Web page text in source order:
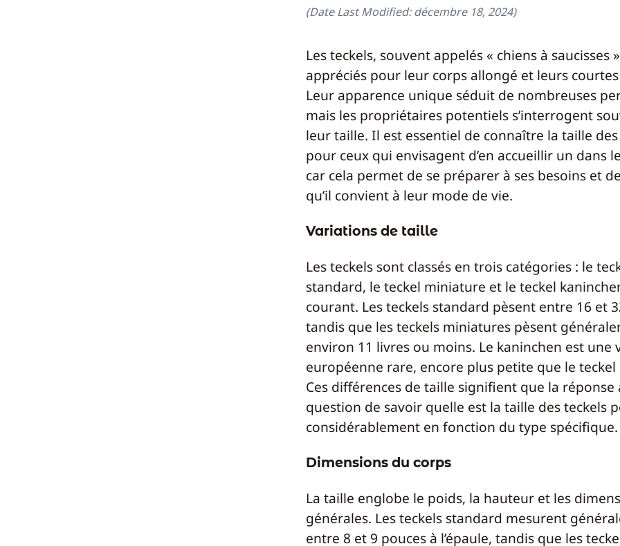
(Date Last Modified:décembre 18, 2024)
Les teckels, souvent appelés « chiens à saucisses
appréciés pour leur corps allongé et leurs
Leur apparence unique séduit de nombreuses
mais les propriétaires potentiels s’interrogent
leur taille. Il est essentiel de connaître la taille
pour ceux qui envisagent d’en accueillir un dans
car cela permet de se préparer à ses besoins et
qu’il convient à leur mode de vie.
Variations de taille
Les teckels sont classés en trois catégories : le
standard, le teckel miniature et le teckel
courant. Les teckels standard pèsent entre 16 et
tandis que les teckels miniatures pèsent
environ 11 livres ou moins. Le kaninchen est une
européenne rare, encore plus petite que le
Ces différences de taille signifient que la réponse
question de savoir quelle est la taille des teckels
considérablement en fonction du type spécifique.
Dimensions du corps
La taille englobe le poids, la hauteur et les
générales. Les teckels standard mesurent
entre 8 et 9 pouces à l’épaule, tandis que les